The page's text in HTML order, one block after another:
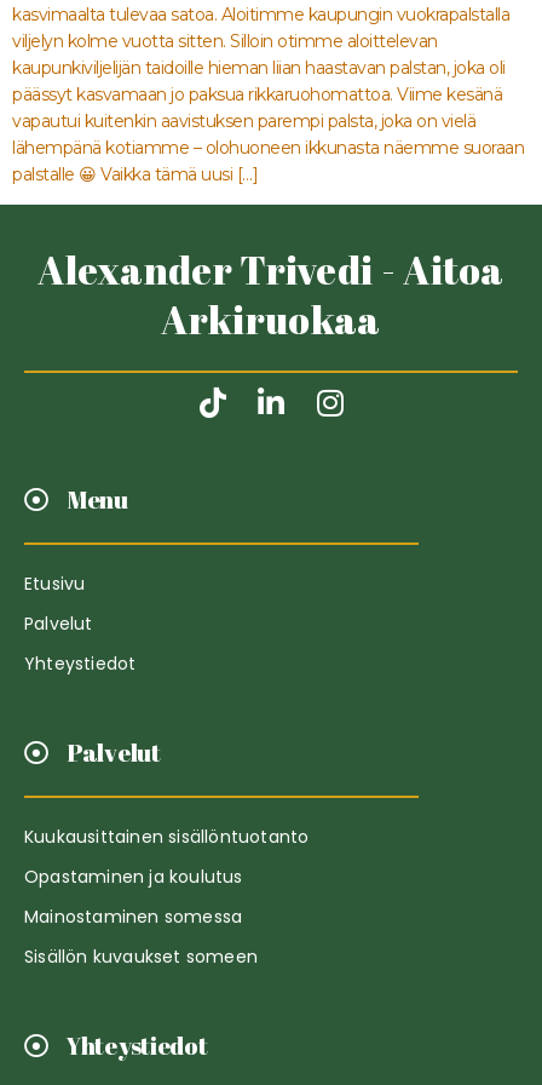
kasvimaalta tulevaa satoa. Aloitimme kaupungin vuokrapalstalla
viljelyn kolme vuotta sitten. Silloin otimme aloittelevan
kaupunkiviljelijän taidoille hieman liian haastavan palstan, joka oli
päässyt kasvamaan jo paksua rikkaruohomattoa. Viime kesänä
vapautui kuitenkin aavistuksen parempi palsta, joka on vielä
lähempänä kotiamme – olohuoneen ikkunasta näemme suoraan
palstalle 😀 Vaikka tämä uusi […]
Alexander Trivedi - Aitoa
Arkiruokaa
Menu
Etusivu
Palvelut
Yhteystiedot
Palvelut
Kuukausittainen sisällöntuotanto
Opastaminen ja koulutus
Mainostaminen somessa
Sisällön kuvaukset someen
Yhteystiedot